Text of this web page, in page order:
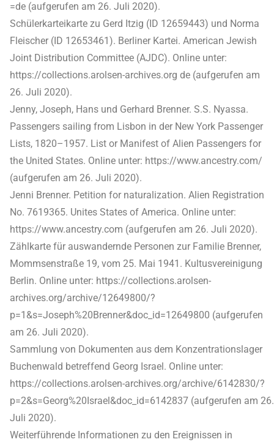
=de (aufgerufen am 26. Juli 2020).
Schülerkarteikarte zu Gerd Itzig (ID 12659443) und Norma
Fleischer (ID 12653461). Berliner Kartei. American Jewish
Joint Distribution Committee (AJDC). Online unter:
https://collections.arolsen-archives.org de (aufgerufen am
26. Juli 2020).
Jenny, Joseph, Hans und Gerhard Brenner. S.S. Nyassa.
Passengers sailing from Lisbon in der New York Passenger
Lists, 1820–1957. List or Manifest of Alien Passengers for
the United States. Online unter: https://www.ancestry.com/
(aufgerufen am 26. Juli 2020).
Jenni Brenner. Petition for naturalization. Alien Registration
No. 7619365. Unites States of America. Online unter:
https://www.ancestry.com (aufgerufen am 26. Juli 2020).
Zählkarte für auswandernde Personen zur Familie Brenner,
Mommsenstraße 19, vom 25. Mai 1941. Kultusvereinigung
Berlin. Online unter: https://collections.arolsen-
archives.org/archive/12649800/?
p=1&s=Joseph%20Brenner&doc_id=12649800 (aufgerufen
am 26. Juli 2020).
Sammlung von Dokumenten aus dem Konzentrationslager
Buchenwald betreffend Georg Israel. Online unter:
https://collections.arolsen-archives.org/archive/6142830/?
p=2&s=Georg%20Israel&doc_id=6142837 (aufgerufen am 26.
Juli 2020).
Weiterführende Informationen zu den Ereignissen in